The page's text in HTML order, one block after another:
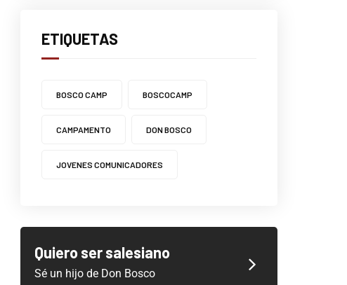
ETIQUETAS
BOSCO CAMP BOSCOCAMP
CAMPAMENTO DON BOSCO
JOVENES COMUNICADORES
Quiero ser salesiano
Sé un hijo de Don Bosco